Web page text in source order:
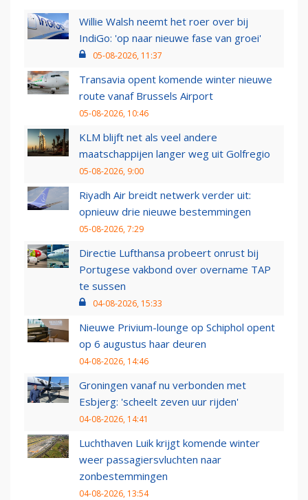
Willie Walsh neemt het roer over bij
IndiGo: 'op naar nieuwe fase van groei'
05-08-2026, 11:37
Transavia opent komende winter nieuwe
route vanaf Brussels Airport
05-08-2026, 10:46
KLM blijft net als veel andere
maatschappijen langer weg uit Golfregio
05-08-2026, 9:00
Riyadh Air breidt netwerk verder uit:
opnieuw drie nieuwe bestemmingen
05-08-2026, 7:29
Directie Lufthansa probeert onrust bij
Portugese vakbond over overname TAP
te sussen
04-08-2026, 15:33
Nieuwe Privium-lounge op Schiphol opent
op 6 augustus haar deuren
04-08-2026, 14:46
Groningen vanaf nu verbonden met
Esbjerg: 'scheelt zeven uur rijden'
04-08-2026, 14:41
Luchthaven Luik krijgt komende winter
weer passagiersvluchten naar
zonbestemmingen
04-08-2026, 13:54